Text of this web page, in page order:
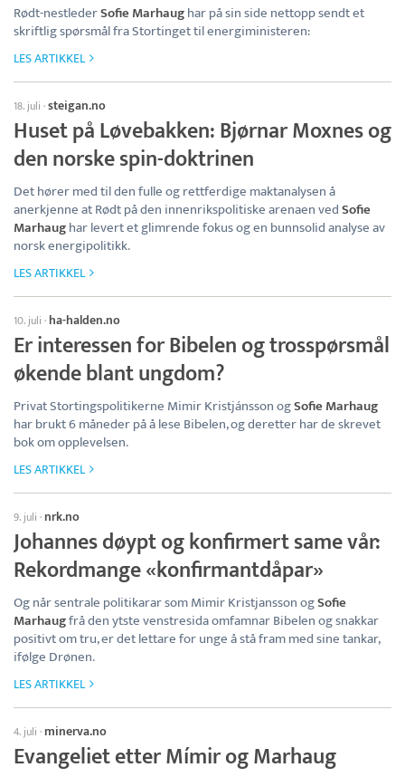
Rødt-nestlederSofie Marhaughar på sin side nettopp sendt et
skriftlig spørsmål fra Stortinget til energiministeren:
LES ARTIKKEL
18. juli ·steigan.no
Huset på Løvebakken: Bjørnar Moxnes og
den norske spin-doktrinen
Det hører med til den fulle og rettferdige maktanalysen å
anerkjenne at Rødt på den innenrikspolitiske arenaen vedSofie
Marhaughar levert et glimrende fokus og en bunnsolid analyse av
norsk energipolitikk.
LES ARTIKKEL
10. juli · ha-halden.no
Er interessen for Bibelen og trosspørsmål
økende blant ungdom?
Privat Stortingspolitikerne Mimir Kristjánsson ogSofie Marhaug
har brukt 6 måneder på å lese Bibelen, og deretter har de skrevet
bok om opplevelsen.
LES ARTIKKEL
9. juli · nrk.no
Johannes døypt og konfirmert same vår:
Rekordmange «konfirmantdåpar»
Og når sentrale politikarar som Mimir Kristjansson ogSofie
Marhaugfrå den ytste venstresida omfamnar Bibelen og snakkar
positivt om tru, er det lettare for unge å stå fram med sine tankar,
ifølge Drønen.
LES ARTIKKEL
4. juli · minerva.no
Evangeliet etter Mímir og Marhaug